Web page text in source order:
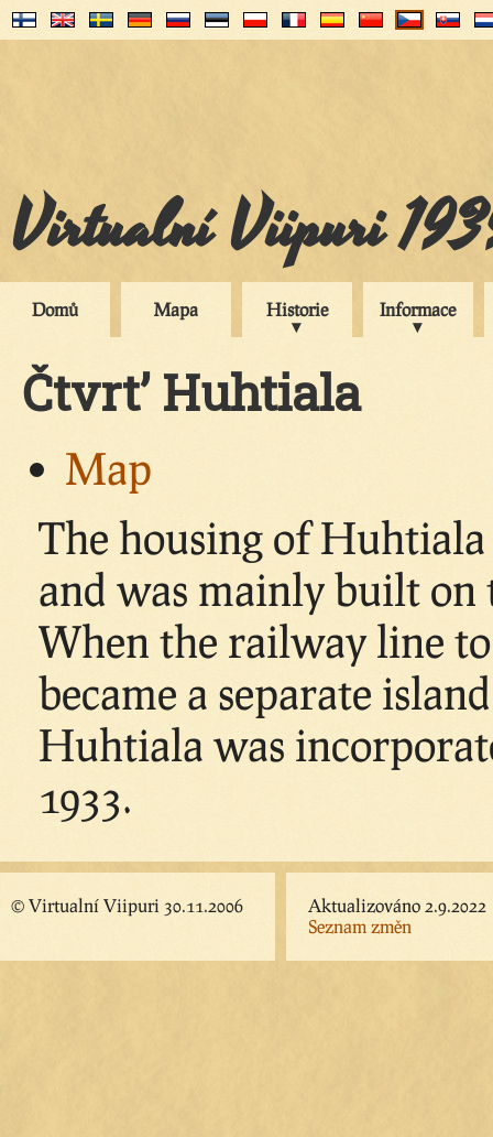
Virtualní Viipuri
Domů Mapa Historie Informace
Čtvrt’ Huhtiala
Map
The housing of
and was mainly built on
When the railway line
became a separate
Huhtiala was
1933.
© Virtualní Viipuri 30.11.2006
Aktualizováno 2.9.2022
Seznam změn